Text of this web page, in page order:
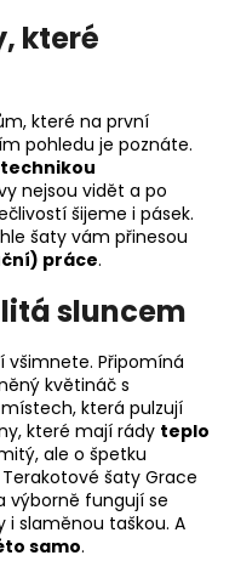
které
které na první
pohledu je poznáte.
nejsou vidět a po
šijeme i pásek.
šaty vám přinesou
práce.
sluncem
všimnete. Připomíná
květináč s
která pulzují
které mají rády teplo
ale o špetku
šaty Grace
výborně fungují se
i slaměnou taškou. A
samo.